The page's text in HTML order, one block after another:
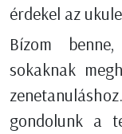
érdekel az
Bízom
sokaknak
gondolunk a